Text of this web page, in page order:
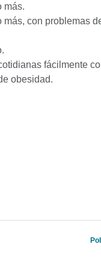
más.
con problemas
fácilmente
obesidad.